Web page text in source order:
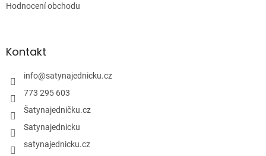
Hodnocení obchodu
Kontakt
info@satynajednicku.cz
773 295 603
Šatynajedničku.cz
Satynajednicku
satynajednicku.cz